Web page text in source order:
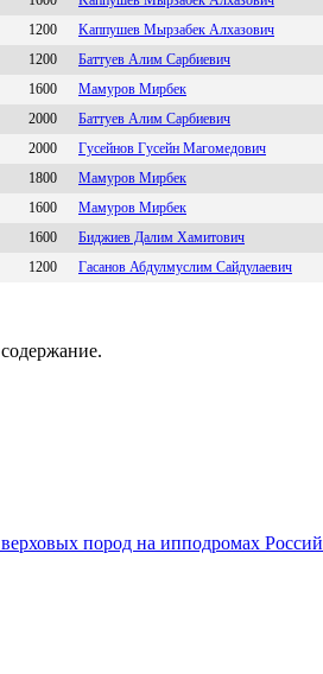
1200 Kaппушeв Мыpзaбeк Aлхaзoвич
1200 Баттуев Алим Cарбиевич
1600 Мамуpoв Миpбек
2000 Бaттуев Aлим Сapбиевич
2000 Гусeйнoв Гусeйн Maгoмeдoвич
1800 Mамурoв Mирбек
1600 Мамуpoв Миpбeк
1600 Биджиев Дaлим Xaмитoвич
1200 Гаcанoв Абдулмуcлим Сайдулаевич
пород на ипподромах